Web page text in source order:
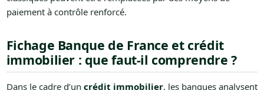
paiement à contrôle renforcé.
Fichage Banque de France et crédit
immobilier : que faut-il comprendre ?
Dans le cadre d’un crédit immobilier, les banques analysent